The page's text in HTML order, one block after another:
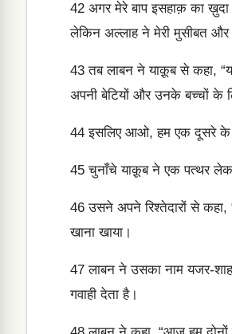
42 अगर मेरे बाप इसहाक़ का
लेकिन अल्लाह ने मेरी मुसीबत
43 तब लाबन ने याक़ूब से कहा,
अपनी बेटियों और उनके बच्चों के
44 इसलिए आओ, हम एक दूसरे के
45 चुनाँचे याक़ूब ने एक पत्थर
46 उसने अपने रिश्तेदारों से
खाना खाया।
47 लाबन ने उसका नाम यजर-
गवाही देता है।